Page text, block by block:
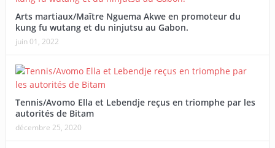
Arts martiaux/Maître Nguema Akwe en promoteur du
kung fu wutang et du ninjutsu au Gabon.
juin 01, 2022
Tennis/Avomo Ella et Lebendje reçus en triomphe par les
autorités de Bitam
décembre 25, 2020